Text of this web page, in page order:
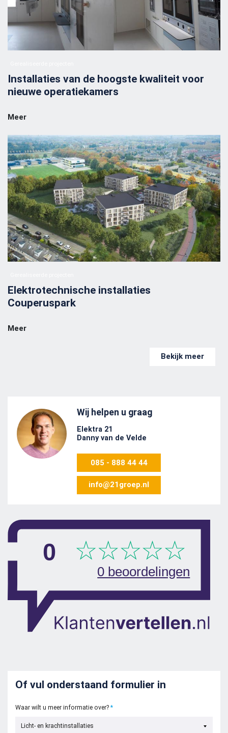
Installaties van de hoogste kwaliteit voor
nieuwe operatiekamers
Meer
Elektrotechnische installaties
Couperuspark
Meer
Bekijk meer
Wij helpen u graag
Elektra 21
Danny van de Velde
085 - 888 44 44
info@21groep.nl
Of vul onderstaand formulier in
Waar wilt u meer informatie over?